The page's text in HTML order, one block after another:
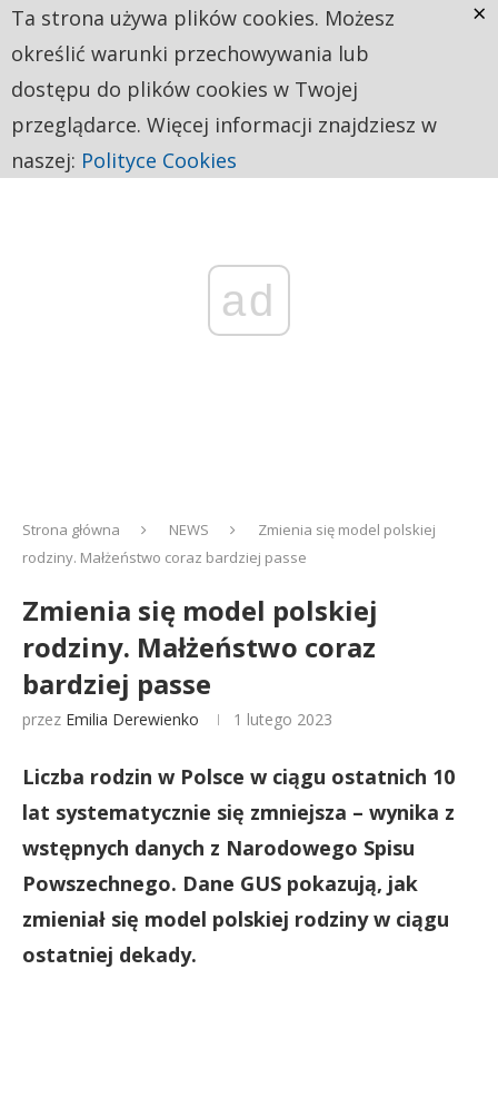
ad
Strona główna NEWS
Zmienia się model polskiej
rodziny. Małżeństwo coraz bardziej passe
Zmienia się model polskiej
rodziny. Małżeństwo coraz
bardziej passe
przez Emilia Derewienko 1 lutego 2023
Liczba rodzin w Polsce w ciągu ostatnich 10
lat systematycznie się zmniejsza – wynika z
wstępnych danych z Narodowego Spisu
Powszechnego. Dane GUS pokazują, jak
zmieniał się model polskiej rodziny w ciągu
ostatniej dekady.
Ta strona używa plików cookies. Możesz
określić warunki przechowywania lub
dostępu do plików cookies w Twojej
przeglądarce. Więcej informacji znajdziesz w
naszej: Polityce Cookies
×